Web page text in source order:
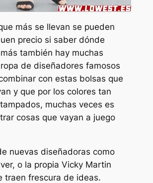
más se llevan se pueden
precio si saber dónde
también hay muchas
de diseñadores famosos
con estas bolsas que
y que por los colores tan
muchas veces es
cosas que vayan a juego
nuevas diseñadoras como
o la propia Vicky Martin
traen frescura de ideas.